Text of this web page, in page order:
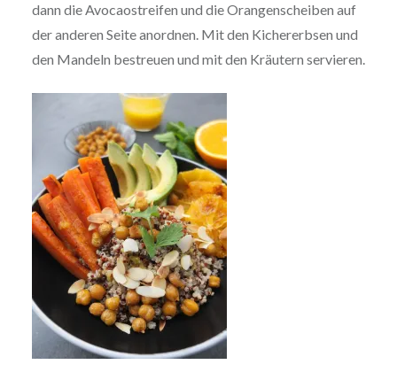
dann die Avocaostreifen und die Orangenscheiben auf
der anderen Seite anordnen. Mit den Kichererbsen und
den Mandeln bestreuen und mit den Kräutern servieren.